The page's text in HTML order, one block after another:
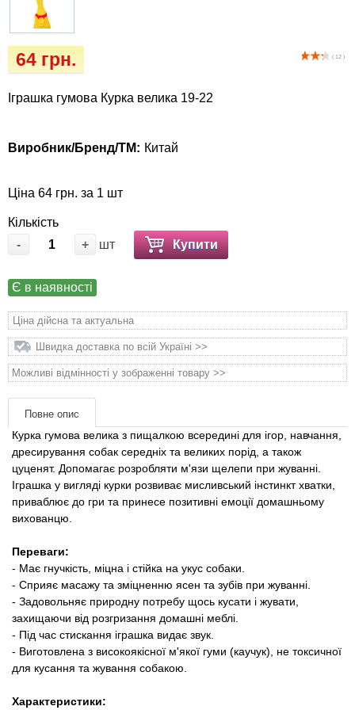
( 12 )
64 грн.
Іграшка гумова Курка велика 19-22
Виробник/Бренд/ТМ: Китай
Ціна 64 грн. за 1 шт
Кількість
-
+ шт Купити
Є в наявності
Ціна дійсна та актуальна
Швидка доставка по всій Україні >>
Можливі відмінності у зображенні товару >>
Повне опис
Курка гумова велика з пищалкою всередині для ігор, навчання,
дресирування собак середніх та великих порід, а також
цуценят. Допомагає розробляти м'язи щелепи при жуванні.
Іграшка у вигляді курки розвиває мисливський інстинкт хватки,
приваблює до гри та принесе позитивні емоції домашньому
вихованцю.
Переваги:
​​- Має гнучкість, міцна і стійка на укус собаки.
- Сприяє масажу та зміцненню ясен та зубів при жуванні.
- Задовольняє природну потребу щось кусати і жувати,
захищаючи від розгризання домашні меблі.
- Під час стискання іграшка видає звук.
- Виготовлена ​​з високоякісної м'якої гуми (каучук), не токсичної
для кусання та жування собакою.
Характеристики:
Vet Diet Canine Wet – ветеринарні дієти для
собак
коврики
Миски, автогодівниці, поїлки
Перенесення, сумки, клітини
Післяопераційні засоби та витратні
матеріали
Подарункові сертифікати
Товари для голубів
Товари для гризунів
Товари для коней
Товари для людей
Хозряд - господарчі товари оптом
Популярні зоотоварі
Архів / Знято з виробництва